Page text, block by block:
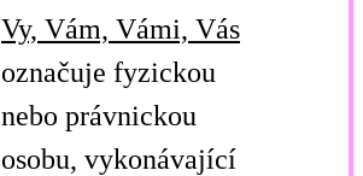
Vy, Vám, Vámi, Vás
označuje fyzickou
nebo právnickou
osobu, vykonávající